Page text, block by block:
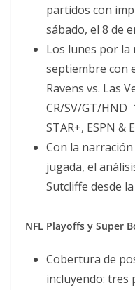
partidos con
sábado, el 8 de
Los lunes por la
septiembre con
Ravens vs. Las
CR/SV/GT/HND
STAR+, ESPN &
Con la
jugada, el
Sutcliffe desde
NFL Playoffs y Super
Cobertura de
incluyendo: tres